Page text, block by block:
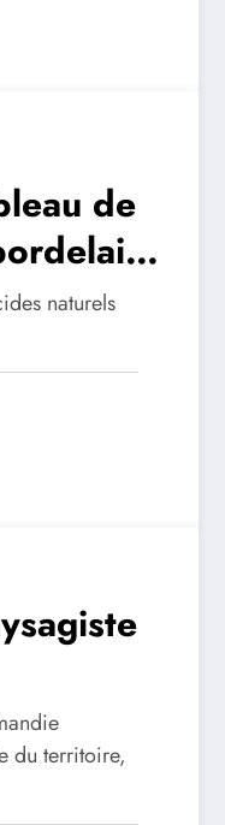
de
naturels
du territoire,